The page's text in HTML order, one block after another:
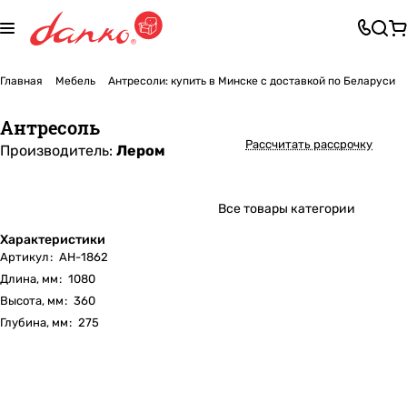
Главная Мебель Антресоли: купить в Минске с доставкой по Беларуси
Антресоль
Производитель: Лером
Характеристики
Артикул: АН-1862
Длина, мм: 1080
Высота, мм: 360
Глубина, мм: 275
Рассчитать рассрочку
Все товары категории